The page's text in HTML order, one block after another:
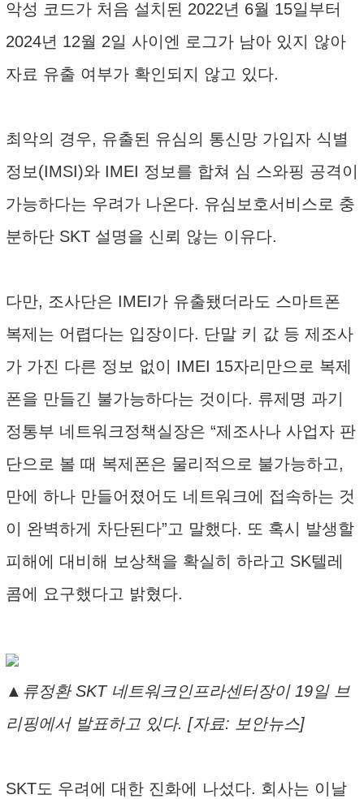
악성 코드가 처음 설치된 2022년 6월 15일부터
2024년 12월 2일 사이엔 로그가 남아 있지 않아
자료 유출 여부가 확인되지 않고 있다.
최악의 경우, 유출된 유심의 통신망 가입자 식별
정보(IMSI)와 IMEI 정보를 합쳐 심 스와핑 공격이
가능하다는 우려가 나온다. 유심보호서비스로 충
분하단 SKT 설명을 신뢰 않는 이유다.
다만, 조사단은 IMEI가 유출됐더라도 스마트폰
복제는 어렵다는 입장이다. 단말 키 값 등 제조사
가 가진 다른 정보 없이 IMEI 15자리만으로 복제
폰을 만들긴 불가능하다는 것이다. 류제명 과기
정통부 네트워크정책실장은 “제조사나 사업자 판
단으로 볼 때 복제폰은 물리적으로 불가능하고,
만에 하나 만들어졌어도 네트워크에 접속하는 것
이 완벽하게 차단된다”고 말했다. 또 혹시 발생할
피해에 대비해 보상책을 확실히 하라고 SK텔레
콤에 요구했다고 밝혔다.
▲류정환 SKT 네트워크인프라센터장이 19일 브
리핑에서 발표하고 있다. [자료: 보안뉴스]
SKT도 우려에 대한 진화에 나섰다. 회사는 이날